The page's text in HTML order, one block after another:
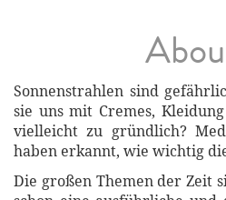
Sonnenstrahlen sind
sie uns mit Cremes,
vielleicht zu gründlich?
haben erkannt, wie wichtig
Die großen Themen der Zeit